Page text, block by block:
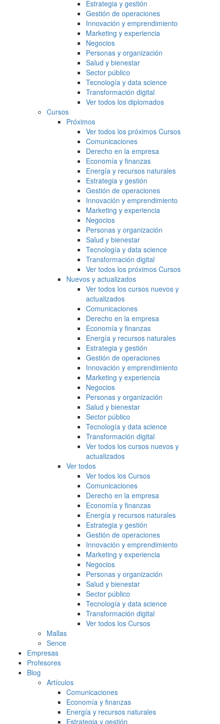
Estrategia y gestión
Gestión de operaciones
Innovación y emprendimiento
Marketing y experiencia
Negocios
Personas y organización
Salud y bienestar
Sector público
Tecnología y data science
Transformación digital
Ver todos los diplomados
Cursos
Próximos
Ver todos los próximos Cursos
Comunicaciones
Derecho en la empresa
Economía y finanzas
Energía y recursos naturales
Estrategia y gestión
Gestión de operaciones
Innovación y emprendimiento
Marketing y experiencia
Negocios
Personas y organización
Salud y bienestar
Tecnología y data science
Transformación digital
Ver todos los próximos Cursos
Nuevos y actualizados
Ver todos los cursos nuevos y
actualizados
Comunicaciones
Derecho en la empresa
Economía y finanzas
Energía y recursos naturales
Estrategia y gestión
Gestión de operaciones
Innovación y emprendimiento
Marketing y experiencia
Negocios
Personas y organización
Salud y bienestar
Sector público
Tecnología y data science
Transformación digital
Ver todos los cursos nuevos y
actualizados
Ver todos
Ver todos los Cursos
Comunicaciones
Derecho en la empresa
Economía y finanzas
Energía y recursos naturales
Estrategia y gestión
Gestión de operaciones
Innovación y emprendimiento
Marketing y experiencia
Negocios
Personas y organización
Salud y bienestar
Sector público
Tecnología y data science
Transformación digital
Ver todos los Cursos
Mallas
Sence
Empresas
Profesores
Blog
Artículos
Comunicaciones
Economía y finanzas
Energía y recursos naturales
Estrategia y gestión